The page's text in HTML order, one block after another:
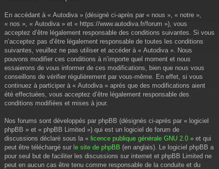
En accédant à « Autodiva » (désigné ci-après par « nous », « notre »,
« nos », « Autodiva » et « https://www.autodiva.fr/forum »), vous
acceptez d’être légalement responsable des conditions suivantes. Si vous
n’acceptez pas d’être légalement responsable de toutes les conditions
suivantes, veuillez ne pas utiliser et accéder à « Autodiva ». Nous
pouvons modifier ces conditions à n’importe quel moment et nous
essaierons de vous informer de ces modifications, bien que nous vous
conseillons de vérifier régulièrement par vous-même. En effet, si vous
continuez à participer à « Autodiva » après que des modifications aient
été effectuées, vous acceptez d’être légalement responsable des
conditions modifiées et mises à jour.
Nos forums sont développés par phpBB (désignés ci-après par « logiciel
phpBB » et « phpBB Limited ») qui est un logiciel de forum de
discussions déclaré sous la « licence publique générale GNU 2.0 » et qui
peut être téléchargé sur le site de phpBB (en anglais). Le logiciel phpBB a
pour seul but de faciliter les discussions sur internet et phpBB Limited ne
peut en aucun cas être tenu comme responsable de la conduite et du